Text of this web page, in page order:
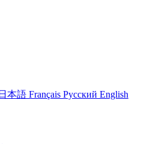
日本語 Français Русский English